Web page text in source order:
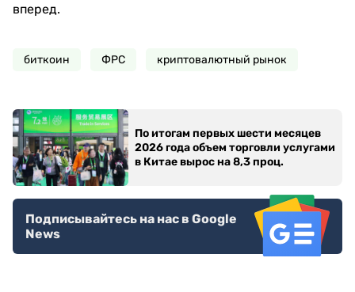
вперед.
биткоин ФРС криптовалютный рынок
По итогам первых шести месяцев
2026 года объем торговли услугами
в Китае вырос на 8,3 проц.
Подписывайтесь на нас в Google
News